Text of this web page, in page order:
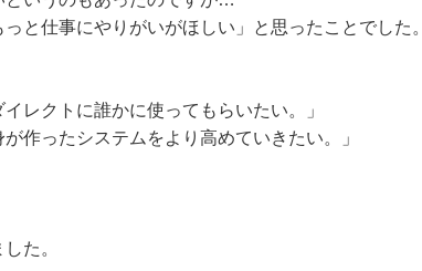
と仕事にやりがいがほしい」と思ったことでした。
レクトに誰かに使ってもらいたい。」
作ったシステムをより高めていきたい。」
た。